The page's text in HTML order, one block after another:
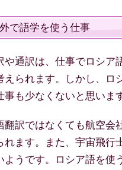
で語学を使う仕事
や通訳は、仕事でロシア
えられます。しかし、ロ
事も少なくないと思いま
翻訳ではなくても航空会
れます。また、宇宙飛行
ようです。ロシア語を使